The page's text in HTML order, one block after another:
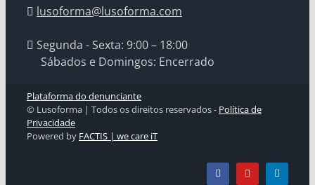
lusoforma@lusoforma.com
Segunda - Sexta: 9:00 – 18:00
Sábados e Domingos: Encerrado
Plataforma do denunciante
© Lusoforma | Todos os direitos reservados - Política de
Privacidade
Powered by FACTIS | we care iT